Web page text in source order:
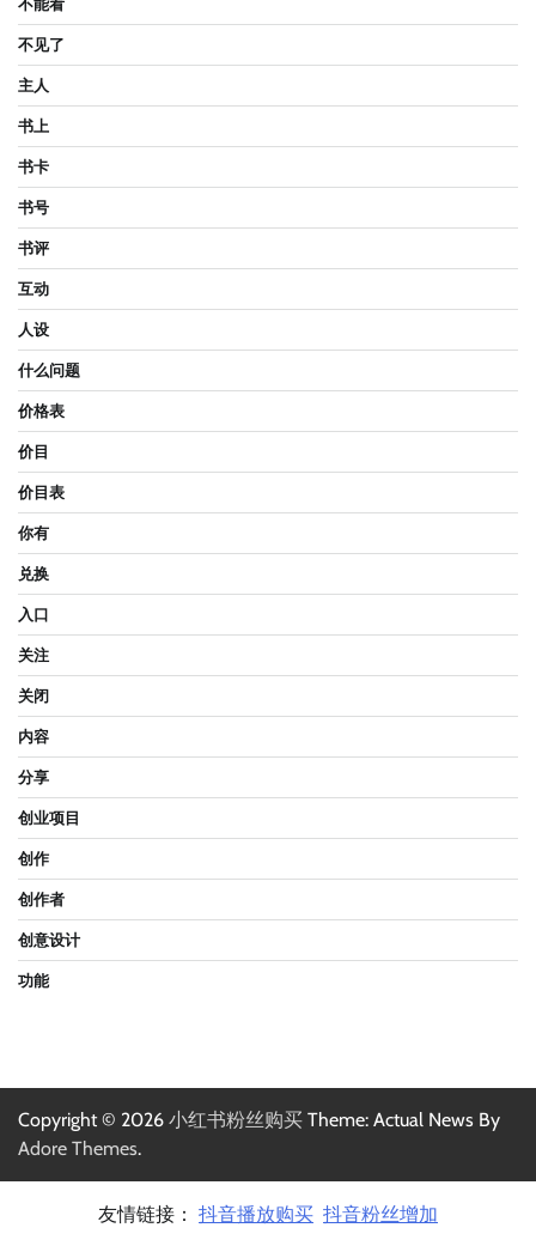
不能看
不见了
主人
书上
书卡
书号
书评
互动
人设
什么问题
价格表
价目
价目表
你有
兑换
入口
关注
关闭
内容
分享
创业项目
创作
创作者
创意设计
功能
Copyright © 2026 小红书粉丝购买 Theme: Actual News By
Adore Themes.
友情链接： 抖音播放购买 抖音粉丝增加